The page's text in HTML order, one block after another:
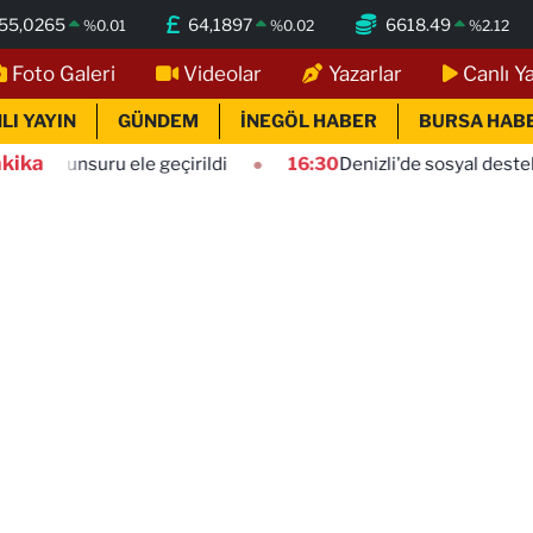
%0.01 64,1897 %0.02 6618.49 %2.12
Foto Galeri Videolar Yazarlar Canlı
YAYIN GÜNDEM İNEGÖL HABER BURSA
ele geçirildi 16:30 Denizli'de sosyal destek projeleri